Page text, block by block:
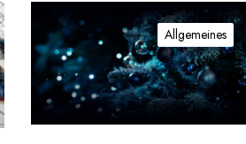
h
Allgemeines